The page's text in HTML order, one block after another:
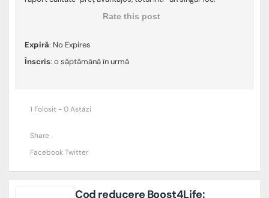
Rate this post
Expiră: No Expires
Înscris: o săptămână în urmă
1 Folosit - 0 Astăzi
Share
FacebookTwitter
Cod reducere Boost4Life: